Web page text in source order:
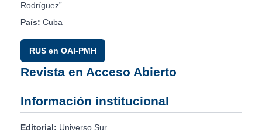
Rodríguez”
País: Cuba
RUS en OAI-PMH
Revista en Acceso Abierto
Información institucional
Editorial: Universo Sur